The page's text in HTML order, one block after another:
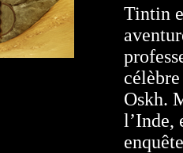
Tintin
Oskh.
l’Inde,